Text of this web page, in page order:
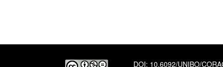
DOI: 10.6092/UNIBO/